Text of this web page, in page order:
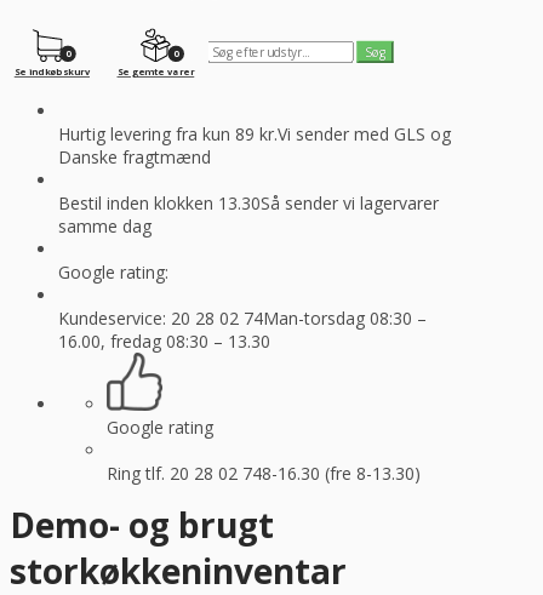
0
Se gemte varer
0
Se indkøbskurv
Hurtig levering fra kun 89 kr.Vi sender med GLS og
Danske fragtmænd
Bestil inden klokken 13.30Så sender vi lagervarer
samme dag
Google rating:
Kundeservice: 20 28 02 74Man-torsdag 08:30 –
16.00, fredag 08:30 – 13.30
Google rating
Ring tlf. 20 28 02 748-16.30 (fre 8-13.30)
Demo- og brugt
storkøkkeninventar